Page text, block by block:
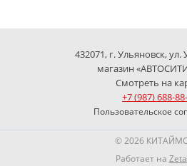
432071, г. Ульяновск,
магазин
Смотреть на
+7 (987) 688-
Пользовательское
© 2026
Работает на